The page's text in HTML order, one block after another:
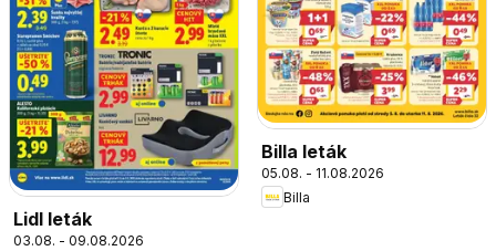
Lidl leták
03.08. - 09.08.2026
Billa leták
05.08. - 11.08.2026
Billa